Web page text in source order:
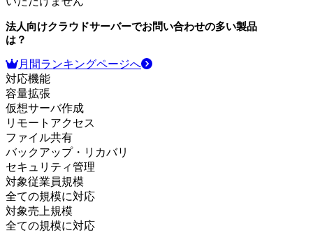
法人向けクラウドサーバーでお問い合わせの多い製品
は？
月間ランキングページへ
対応機能
容量拡張
仮想サーバ作成
リモートアクセス
ファイル共有
バックアップ・リカバリ
セキュリティ管理
対象従業員規模
全ての規模に対応
対象売上規模
全ての規模に対応